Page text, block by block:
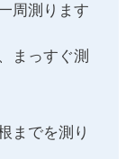
周測ります
まっすぐ測
までを測り